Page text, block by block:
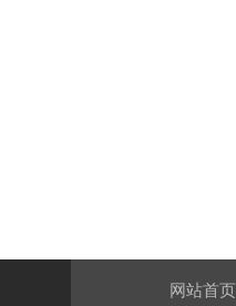
网站首页